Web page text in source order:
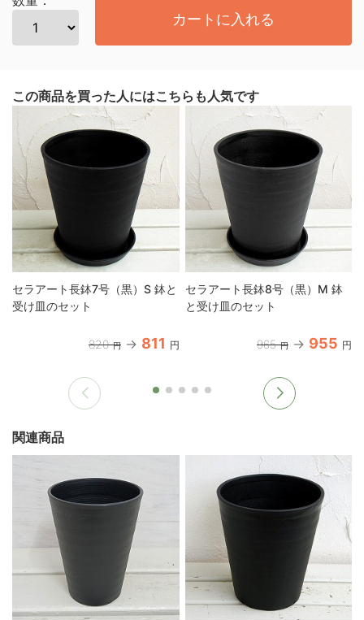
カートに入れる
この商品を買った人にはこちらも人気です
セラアート長鉢7号（黒）S 鉢と
受け皿のセット
820 円 811 円
セラアート長鉢8号（黒）M 鉢
と受け皿のセット
965 円 955 円
関連商品